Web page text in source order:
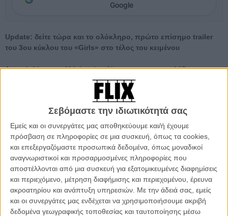
Σεβόμαστε την ιδιωτικότητά σας
Εμείς και οι συνεργάτες μας αποθηκεύουμε και/ή έχουμε
πρόσβαση σε πληροφορίες σε μια συσκευή, όπως τα cookies,
και επεξεργαζόμαστε προσωπικά δεδομένα, όπως μοναδικοί
αναγνωριστικοί και προσαρμοσμένες πληροφορίες που
αποστέλλονται από μια συσκευή για εξατομικευμένες διαφημίσεις
και περιεχόμενο, μέτρηση διαφήμισης και περιεχομένου, έρευνα
ακροατηρίου και ανάπτυξη υπηρεσιών. Με την άδειά σας, εμείς
και οι συνεργάτες μας ενδέχεται να χρησιμοποιήσουμε ακριβή
δεδομένα γεωγραφικής τοποθεσίας και ταυτοποίησης μέσω
Google
Update: δείτε τώρα και το ολόκληρο, πρώτο επίσημο trailer
του 3ου κύκλου του «Girls» στο τέλος του κειμένου
Διαρκεί ελάχιστα, αλλά όχι τόσο λίγο που να μην προλάβει να μας
δώσει τη χαρά της ανυπομονησίας για την επόμενη συνάντησή μας
με τα Κορίτσια και τ’ αγόρια τους. Η Λένα Ντάναμ
ένα μικρό teaser από το… κανονικό teaser της 3ης σεζόν
του «Girls», το οποίο θα κυκλοφορήσει αυτήν την Κυριακή. Παρότι
διαρκεί μόλις 12 δευτερόλεπτα, στο μικρό κλιπ προλαβαίνουμε να
δούμε και τα τέσσερα κορίτσια – η Τζέσα επέστρεψε από το
πουθενά – και τον Ανταμ χωρίς μπλούζα και ν’ ακούσουμε τη Χάνα
με νέα υπαρξιακά αποφθέγματα: «κρατώ τα κλειδιά της φυλακής
που είναι το μυαλό μου». Λίγο πριν σφηνώσει το κεφάλι της σε μια
καρέκλα. Ο 3ος κύκλος του «Girls» ξεκινά στην αμερικανική
τηλεόραση στις 12 Ιανουαρίου του 2014 και δε βλέπουμε την ώρα.
Δείτε το teaser παρακάτω και διαβάστε εδώ περισσότερα για το